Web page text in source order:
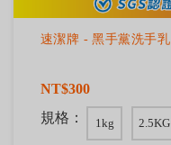
速潔牌 - 黑手黨洗手乳
NT$300
規格：
1kg 2.5KG